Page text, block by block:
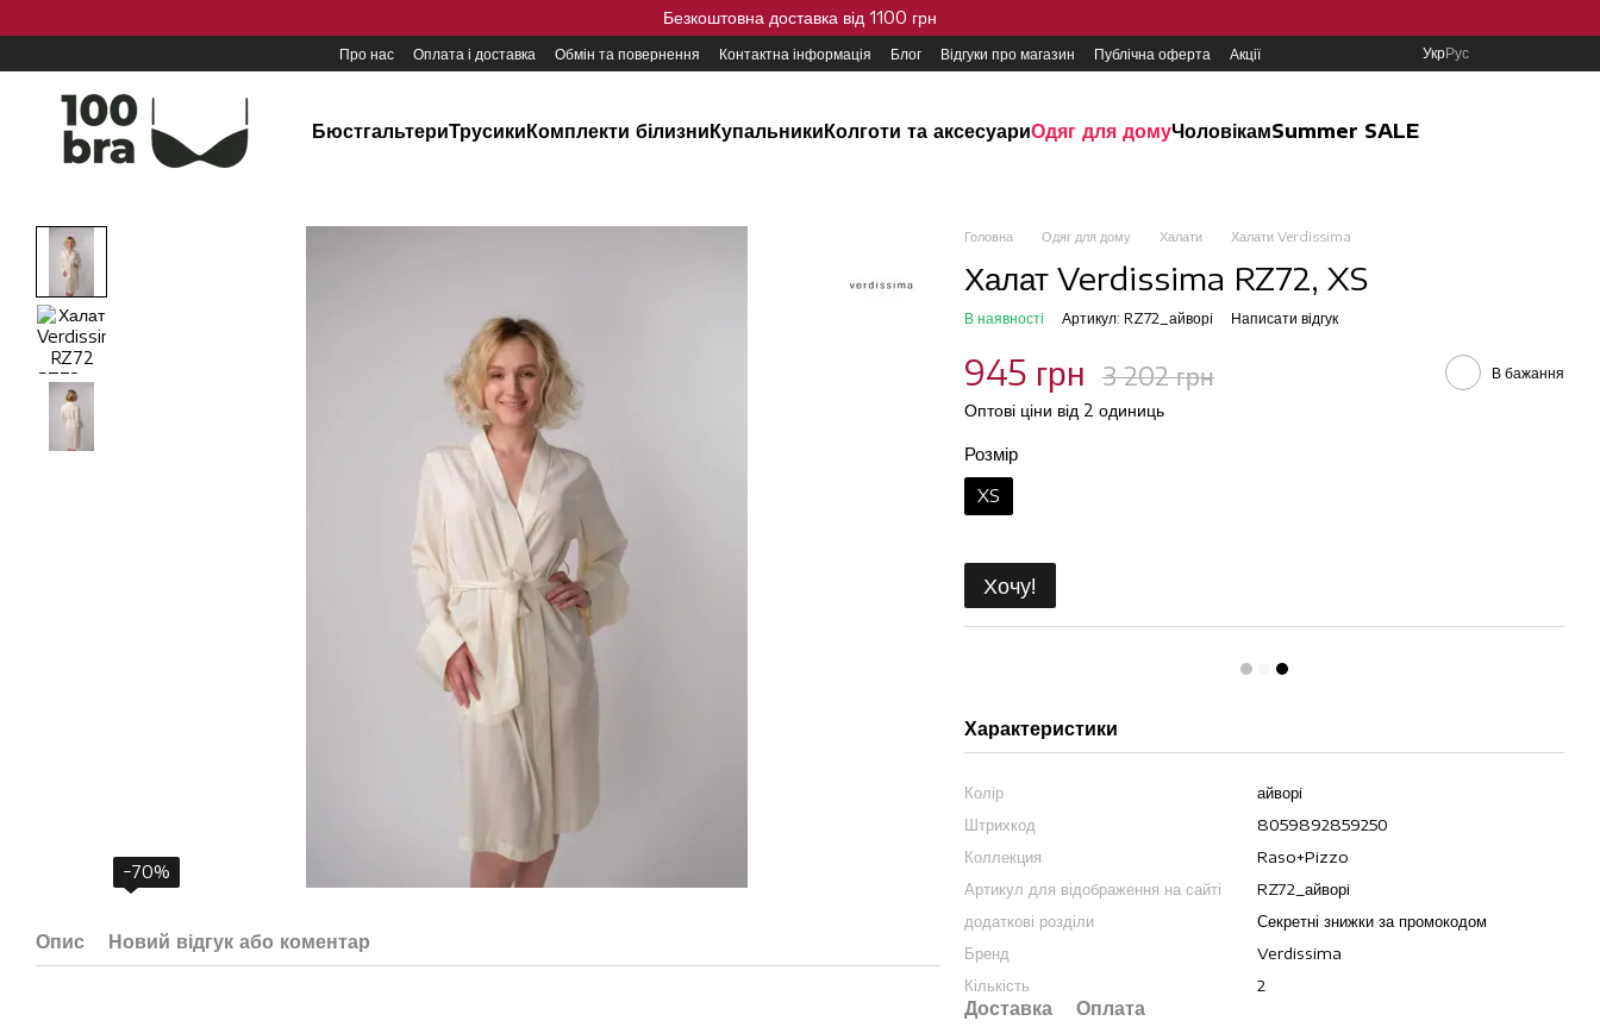
Безкоштовна доставка від 1100 грн
Про нас Оплата і доставка Обмін та повернення Контактна інформація Блог Відгуки про магазин Публічна оферта Акції УкрРус
БюстгальтериТрусикиКомплекти білизниКупальникиКолготи та аксесуариОдяг для домуЧоловікамSummer SALE
−70%
Опис Новий відгук або коментар
Головна Одяг для дому Халати Халати Verdissima
Халат Verdissima RZ72, XS
В наявності Артикул: RZ72_айворi Написати відгук
945 грн 3 202 грн В бажання
Оптові ціни від 2 одиниць
Розмір
XS
Хочу!
Характеристики
Колір
айворi
Штрихкод
8059892859250
Коллекция
Raso+Pizzo
Артикул для відображення на сайті
RZ72_айворi
додаткові розділи
Секретні знижки за промокодом
Бренд
Verdissima
Кількість
2
Доставка Оплата